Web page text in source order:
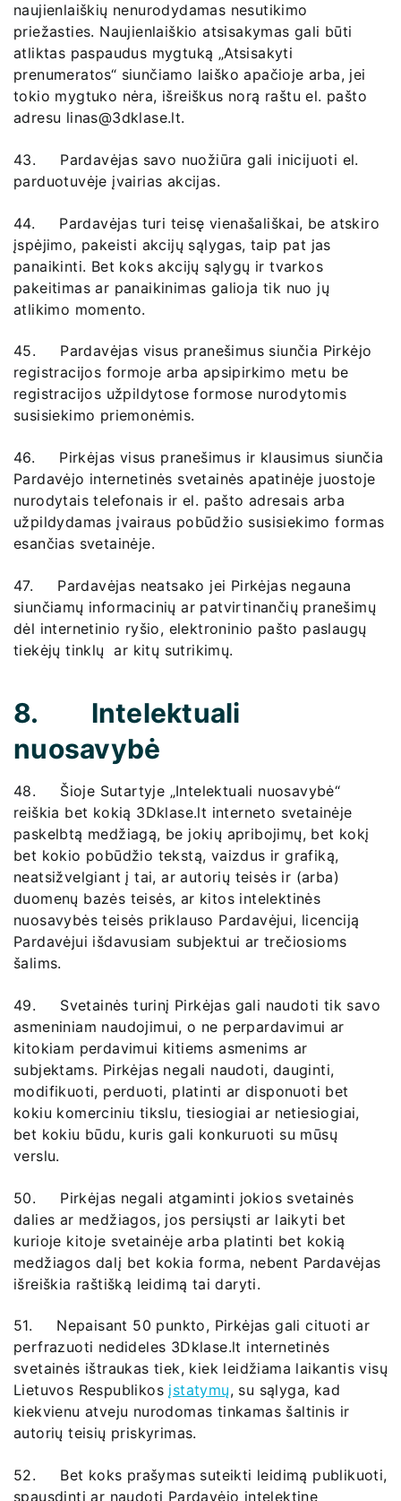
naujienlaiškių nenurodydamas nesutikimo
priežasties. Naujienlaiškio atsisakymas gali būti
atliktas paspaudus mygtuką „Atsisakyti
prenumeratos“ siunčiamo laiško apačioje arba, jei
tokio mygtuko nėra, išreiškus norą raštu el. pašto
adresu linas@3dklase.lt.
43. Pardavėjas savo nuožiūra gali inicijuoti el.
parduotuvėje įvairias akcijas.
44. Pardavėjas turi teisę vienašališkai, be atskiro
įspėjimo, pakeisti akcijų sąlygas, taip pat jas
panaikinti. Bet koks akcijų sąlygų ir tvarkos
pakeitimas ar panaikinimas galioja tik nuo jų
atlikimo momento.
45. Pardavėjas visus pranešimus siunčia Pirkėjo
registracijos formoje arba apsipirkimo metu be
registracijos užpildytose formose nurodytomis
susisiekimo priemonėmis.
46. Pirkėjas visus pranešimus ir klausimus siunčia
Pardavėjo internetinės svetainės apatinėje juostoje
nurodytais telefonais ir el. pašto adresais arba
užpildydamas įvairaus pobūdžio susisiekimo formas
esančias svetainėje.
47. Pardavėjas neatsako jei Pirkėjas negauna
siunčiamų informacinių ar patvirtinančių pranešimų
dėl internetinio ryšio, elektroninio pašto paslaugų
tiekėjų tinklų ar kitų sutrikimų.
8. Intelektuali
nuosavybė
48. Šioje Sutartyje „Intelektuali nuosavybė“
reiškia bet kokią 3Dklase.lt interneto svetainėje
paskelbtą medžiagą, be jokių apribojimų, bet kokį
bet kokio pobūdžio tekstą, vaizdus ir grafiką,
neatsižvelgiant į tai, ar autorių teisės ir (arba)
duomenų bazės teisės, ar kitos intelektinės
nuosavybės teisės priklauso Pardavėjui, licenciją
Pardavėjui išdavusiam subjektui ar trečiosioms
šalims.
49. Svetainės turinį Pirkėjas gali naudoti tik savo
asmeniniam naudojimui, o ne perpardavimui ar
kitokiam perdavimui kitiems asmenims ar
subjektams. Pirkėjas negali naudoti, dauginti,
modifikuoti, perduoti, platinti ar disponuoti bet
kokiu komerciniu tikslu, tiesiogiai ar netiesiogiai,
bet kokiu būdu, kuris gali konkuruoti su mūsų
verslu.
50. Pirkėjas negali atgaminti jokios svetainės
dalies ar medžiagos, jos persiųsti ar laikyti bet
kurioje kitoje svetainėje arba platinti bet kokią
medžiagos dalį bet kokia forma, nebent Pardavėjas
išreiškia raštišką leidimą tai daryti.
51. Nepaisant 50 punkto, Pirkėjas gali cituoti ar
perfrazuoti nedideles 3Dklase.lt internetinės
svetainės ištraukas tiek, kiek leidžiama laikantis visų
Lietuvos Respublikos įstatymų, su sąlyga, kad
kiekvienu atveju nurodomas tinkamas šaltinis ir
autorių teisių priskyrimas.
52. Bet koks prašymas suteikti leidimą publikuoti,
spausdinti ar naudoti Pardavėjo intelektinę